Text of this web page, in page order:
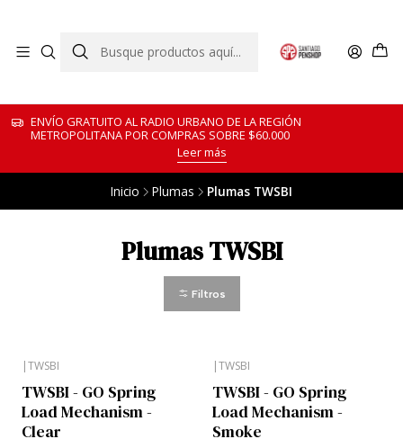
ENVÍO GRATUITO AL RADIO URBANO DE LA REGIÓN
METROPOLITANA POR COMPRAS SOBRE $60.000
Leer más
Inicio Plumas Plumas TWSBI
Plumas TWSBI
Filtros
|TWSBI
TWSBI - GO Spring
Load Mechanism -
Clear
|TWSBI
TWSBI - GO Spring
Load Mechanism -
Smoke